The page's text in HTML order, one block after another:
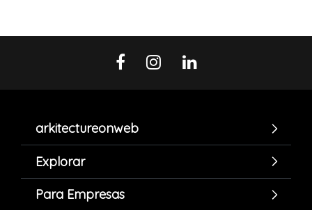
arkitectureonweb
Explorar
Para Empresas